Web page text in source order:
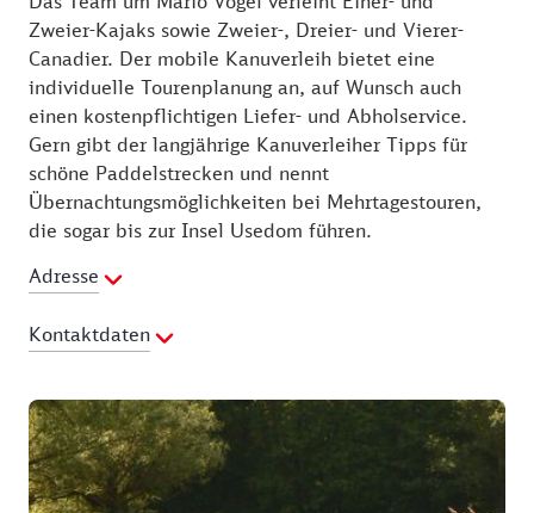
Zweier-Kajaks sowie Zweier-, Dreier- und Vierer-
Canadier. Der mobile Kanuverleih bietet eine
individuelle Tourenplanung an, auf Wunsch auch
einen kostenpflichtigen Liefer- und Abholservice.
Gern gibt der langjährige Kanuverleiher Tipps für
schöne Paddelstrecken und nennt
Übernachtungsmöglichkeiten bei Mehrtagestouren,
die sogar bis zur Insel Usedom führen.
Adresse
Kontaktdaten
E-Mail Adresse:info@kanuverleih-mv.de
Webseite:http://www.kanuverleih-mv.de